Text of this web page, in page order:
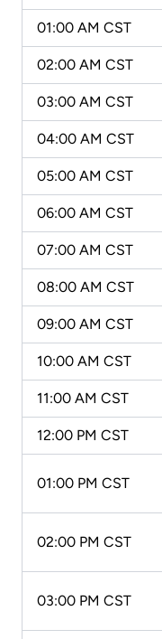
01:00 AM CST
02:00 AM CST
03:00 AM CST
04:00 AM CST
05:00 AM CST
06:00 AM CST
07:00 AM CST
08:00 AM CST
09:00 AM CST
10:00 AM CST
11:00 AM CST
12:00 PM CST
01:00 PM CST
02:00 PM CST
03:00 PM CST